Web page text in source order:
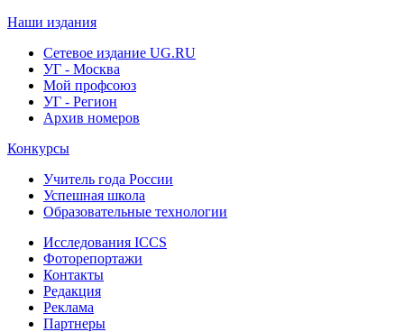
Наши издания
Сетевое издание UG.RU
УГ - Москва
Мой профсоюз
УГ - Регион
Архив номеров
Конкурсы
Учитель года России
Успешная школа
Образовательные технологии
Исследования ICCS
Фоторепортажи
Контакты
Редакция
Реклама
Партнеры